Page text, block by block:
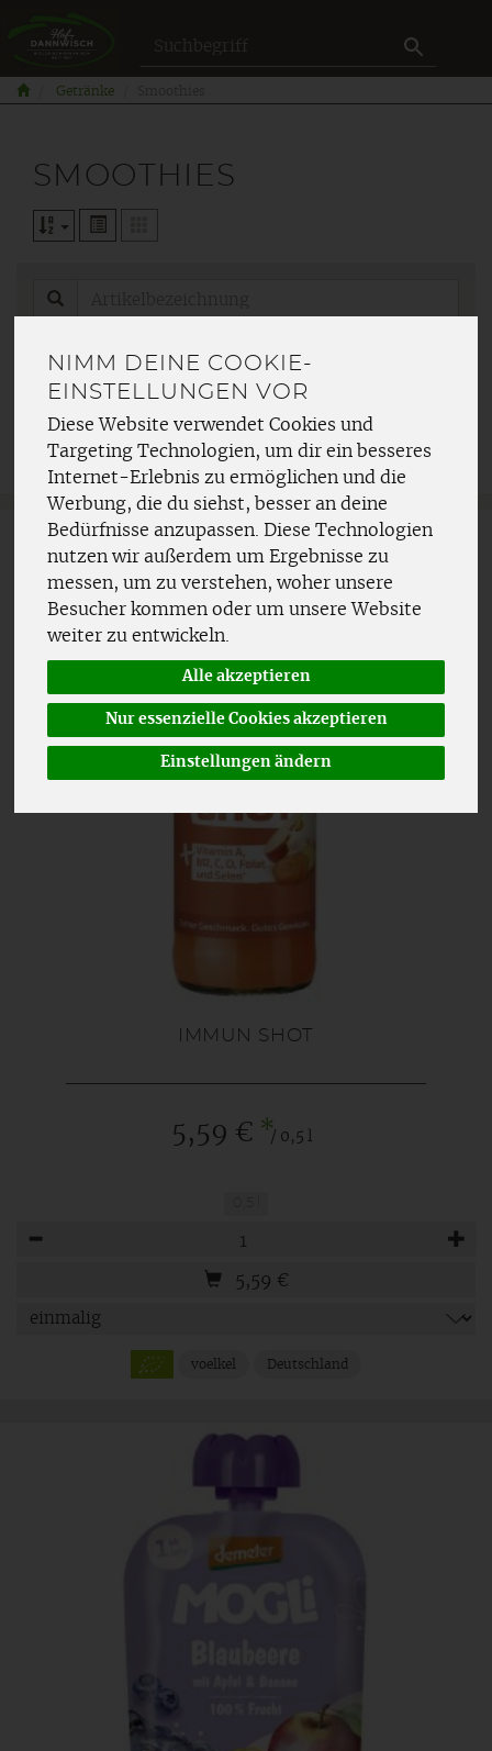
NIMM DEINE COOKIE-
EINSTELLUNGEN VOR
Diese Website verwendet Cookies und
Targeting Technologien, um dir ein besseres
Internet-Erlebnis zu ermöglichen und die
Werbung, die du siehst, besser an deine
Bedürfnisse anzupassen. Diese Technologien
nutzen wir außerdem um Ergebnisse zu
messen, um zu verstehen, woher unsere
Besucher kommen oder um unsere Website
weiter zu entwickeln.
Alle akzeptieren
Nur essenzielle Cookies akzeptieren
Einstellungen ändern
Getränke
SMOOTHIES
Allergene
IMMUN SHOT
5,59 € */ 0,5 l
5,59 €
voelkel Deutschland